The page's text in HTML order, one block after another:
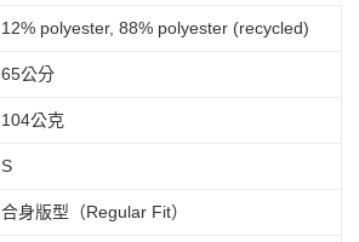
12% polyester, 88% polyester (recycled)
65公分
104公克
S
合身版型（Regular Fit）